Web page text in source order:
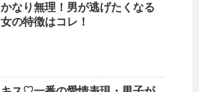
かなり無理！男が逃げたくなる
女の特徴はコレ！